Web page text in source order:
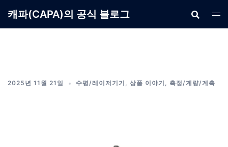
캐파(CAPA)의 공식 블로그
2025년 11월 21일 수평/레이저기기 , 상품 이야기 , 측정/계량/계측